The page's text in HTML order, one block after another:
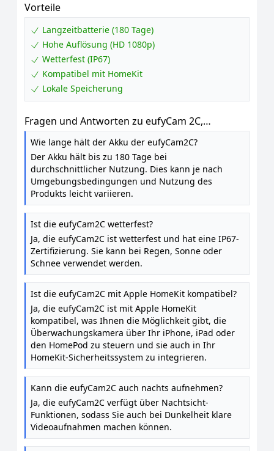
Vorteile
Langzeitbatterie (180 Tage)
Hohe Auflösung (HD 1080p)
Wetterfest (IP67)
Kompatibel mit HomeKit
Lokale Speicherung
Fragen und Antworten zu eufyCam 2C,
Überwachungskamera Außen, kompatibel mit
HomeKit und Solarpanel
Wie lange hält der Akku der eufyCam2C?
Der Akku hält bis zu 180 Tage bei
durchschnittlicher Nutzung. Dies kann je nach
Umgebungsbedingungen und Nutzung des
Produkts leicht variieren.
Ist die eufyCam2C wetterfest?
Ja, die eufyCam2C ist wetterfest und hat eine IP67-
Zertifizierung. Sie kann bei Regen, Sonne oder
Schnee verwendet werden.
Ist die eufyCam2C mit Apple HomeKit kompatibel?
Ja, die eufyCam2C ist mit Apple HomeKit
kompatibel, was Ihnen die Möglichkeit gibt, die
Überwachungskamera über Ihr iPhone, iPad oder
den HomePod zu steuern und sie auch in Ihr
HomeKit-Sicherheitssystem zu integrieren.
Kann die eufyCam2C auch nachts aufnehmen?
Ja, die eufyCam2C verfügt über Nachtsicht-
Funktionen, sodass Sie auch bei Dunkelheit klare
Videoaufnahmen machen können.